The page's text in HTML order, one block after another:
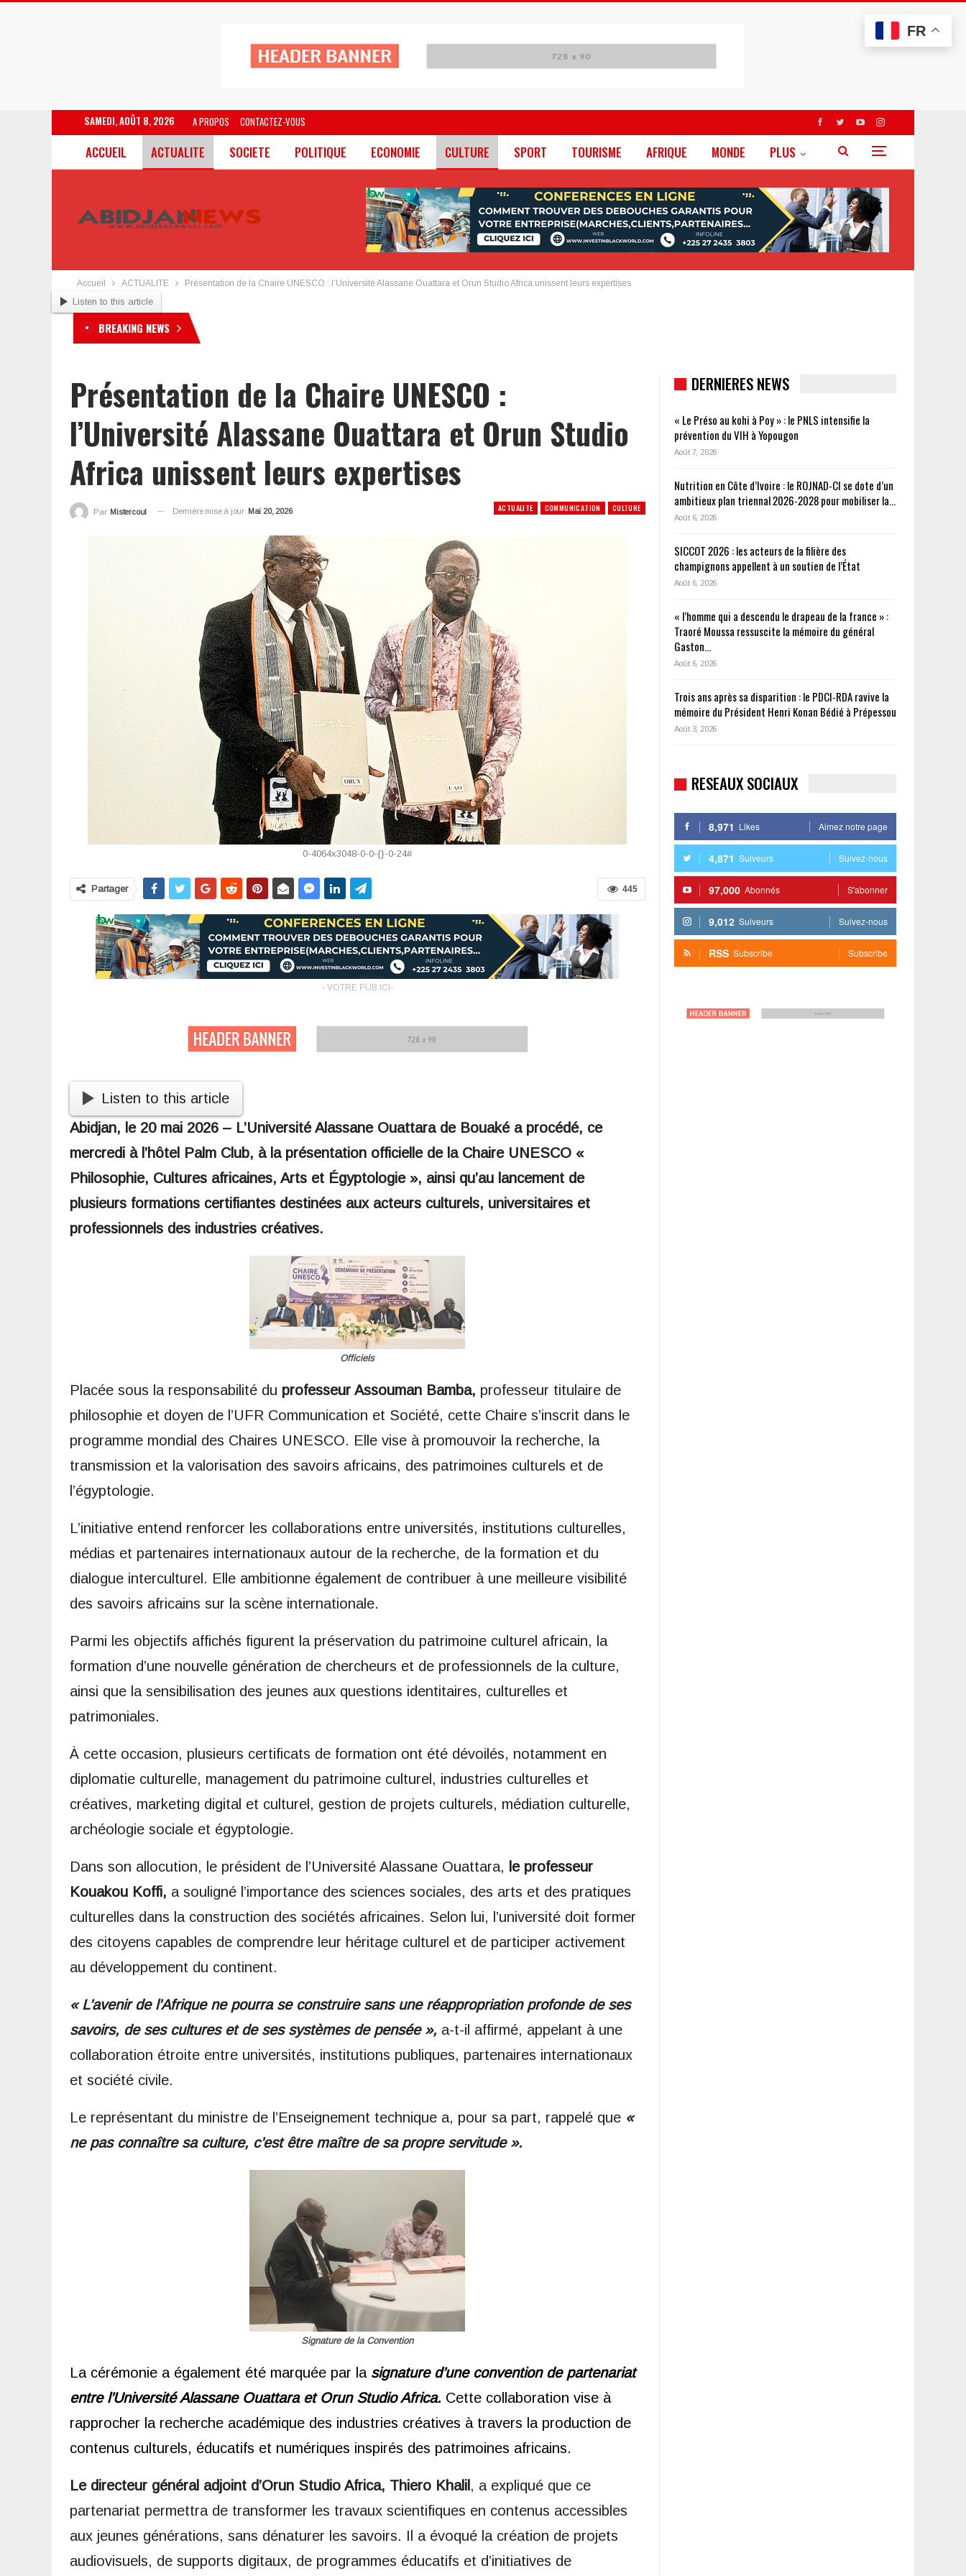
SAMEDI, AOÛT 8, 2026 A PROPOS CONTACTEZ-VOUS
ACCUEIL ACTUALITE SOCIETE POLITIQUE ECONOMIE CULTURE SPORT TOURISME AFRIQUE MONDE PLUS
Accueil ACTUALITE Présentation de la Chaire UNESCO : l’Université Alassane Ouattara et Orun Studio Africa unissent leurs expertises
Listen to this article
BREAKING NEWS
Présentation de la Chaire UNESCO :
l’Université Alassane Ouattara et Orun Studio
Africa unissent leurs expertises
ACTUALITE COMMUNICATION CULTURE
Par Mistercoul Dernière mise à jour Mai 20, 2026
0-4064x3048-0-0-{}-0-24#
445
Partager
- VOTRE PUB ICI-
Listen to this article
Abidjan, le 20 mai 2026 – L’Université Alassane Ouattara de Bouaké a procédé, ce
mercredi à l’hôtel Palm Club, à la présentation officielle de la Chaire UNESCO «
Philosophie, Cultures africaines, Arts et Égyptologie », ainsi qu’au lancement de
plusieurs formations certifiantes destinées aux acteurs culturels, universitaires et
professionnels des industries créatives.
Officiels
Placée sous la responsabilité du professeur Assouman Bamba, professeur titulaire de
philosophie et doyen de l’UFR Communication et Société, cette Chaire s’inscrit dans le
programme mondial des Chaires UNESCO. Elle vise à promouvoir la recherche, la
transmission et la valorisation des savoirs africains, des patrimoines culturels et de
l’égyptologie.
L’initiative entend renforcer les collaborations entre universités, institutions culturelles,
médias et partenaires internationaux autour de la recherche, de la formation et du
dialogue interculturel. Elle ambitionne également de contribuer à une meilleure visibilité
des savoirs africains sur la scène internationale.
Parmi les objectifs affichés figurent la préservation du patrimoine culturel africain, la
formation d’une nouvelle génération de chercheurs et de professionnels de la culture,
ainsi que la sensibilisation des jeunes aux questions identitaires, culturelles et
patrimoniales.
À cette occasion, plusieurs certificats de formation ont été dévoilés, notamment en
diplomatie culturelle, management du patrimoine culturel, industries culturelles et
créatives, marketing digital et culturel, gestion de projets culturels, médiation culturelle,
archéologie sociale et égyptologie.
Dans son allocution, le président de l’Université Alassane Ouattara, le professeur
Kouakou Koffi, a souligné l’importance des sciences sociales, des arts et des pratiques
culturelles dans la construction des sociétés africaines. Selon lui, l’université doit former
des citoyens capables de comprendre leur héritage culturel et de participer activement
au développement du continent.
« L’avenir de l’Afrique ne pourra se construire sans une réappropriation profonde de ses
savoirs, de ses cultures et de ses systèmes de pensée », a-t-il affirmé, appelant à une
collaboration étroite entre universités, institutions publiques, partenaires internationaux
et société civile.
Le représentant du ministre de l’Enseignement technique a, pour sa part, rappelé que «
ne pas connaître sa culture, c’est être maître de sa propre servitude ».
Signature de la Convention
La cérémonie a également été marquée par la signature d’une convention de partenariat
entre l’Université Alassane Ouattara et Orun Studio Africa. Cette collaboration vise à
rapprocher la recherche académique des industries créatives à travers la production de
contenus culturels, éducatifs et numériques inspirés des patrimoines africains.
Le directeur général adjoint d’Orun Studio Africa, Thiero Khalil , a expliqué que ce
partenariat permettra de transformer les travaux scientifiques en contenus accessibles
aux jeunes générations, sans dénaturer les savoirs. Il a évoqué la création de projets
audiovisuels, de supports digitaux, de programmes éducatifs et d’initiatives de
DERNIERES NEWS
« Le Préso au kohi à Poy » : le PNLS intensifie la
prévention du VIH à Yopougon
Août 7, 2026
Nutrition en Côte d’Ivoire : le ROJNAD-CI se dote d’un
ambitieux plan triennal 2026-2028 pour mobiliser la…
Août 6, 2026
SICCOT 2026 : les acteurs de la filière des
champignons appellent à un soutien de l’État
Août 6, 2026
« l’homme qui a descendu le drapeau de la france » :
Traoré Moussa ressuscite la mémoire du général
Gaston…
Août 6, 2026
Trois ans après sa disparition : le PDCI-RDA ravive la
mémoire du Président Henri Konan Bédié à Prépessou
Août 3, 2026
RESEAUX SOCIAUX
8,971 Likes Aimez notre page
4,871 Suiveurs Suivez-nous
97,000 Abonnés S'abonner
9,012 Suiveurs Suivez-nous
RSS Subscribe Subscribe
FR